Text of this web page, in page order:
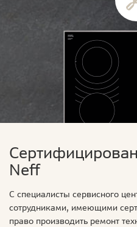
Neff
С специалисты сервисного
сотрудниками, имеющими
право производить ремонт